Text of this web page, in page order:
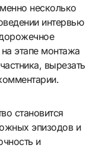
несколько
интервью
этапе монтажа
вырезать
становится
эпизодов и
и